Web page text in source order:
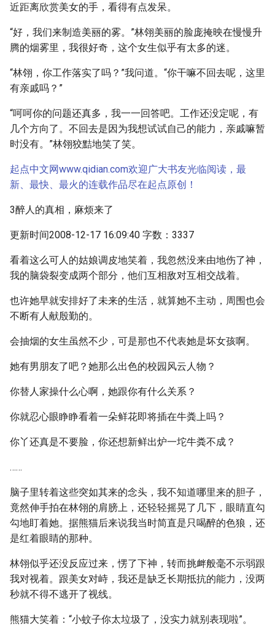
近距离欣赏美女的手，看得有点发呆。
“好，我们来制造美丽的雾。”林翎美丽的脸庞掩映在慢慢升
腾的烟雾里，我很好奇，这个女生似乎有太多的迷。
“林翎，你工作落实了吗？”我问道。“你干嘛不回去呢，这里
有亲戚吗？”
“呵呵你的问题还真多，我一一回答吧。工作还没定呢，有
几个方向了。不回去是因为我想试试自己的能力，亲戚嘛暂
时没有。”林翎狡黠地笑了笑。
起点中文网www.qidian.com欢迎广大书友光临阅读，最
新、最快、最火的连载作品尽在起点原创！
3醉人的真相，麻烦来了
更新时间2008-12-17 16:09:40 字数：3337
看着这么可人的姑娘调皮地笑着，我忽然没来由地伤了神，
我的脑袋裂变成两个部分，他们互相敌对互相交战着。
也许她早就安排好了未来的生活，就算她不主动，周围也会
不断有人献殷勤的。
会抽烟的女生虽然不少，可是那也不代表她是坏女孩啊。
她有男朋友了吧？她那么出色的校园风云人物？
你替人家操什么心啊，她跟你有什么关系？
你就忍心眼睁睁看着一朵鲜花即将插在牛粪上吗？
你丫还真是不要脸，你还想新鲜出炉一坨牛粪不成？
……
脑子里转着这些突如其来的念头，我不知道哪里来的胆子，
竟然伸手拍在林翎的肩膀上，还轻轻摇晃了几下，眼睛直勾
勾地盯着她。据熊猫后来说我当时简直是只喝醉的色狼，还
是红着眼睛的那种。
林翎似乎还没反应过来，愣了下神，转而挑衅般毫不示弱跟
我对视着。跟美女对峙，我还是缺乏长期抵抗的能力，没两
秒就不得不逃开了视线。
熊猫大笑着：“小蚊子你太垃圾了，没实力就别表现啦”。